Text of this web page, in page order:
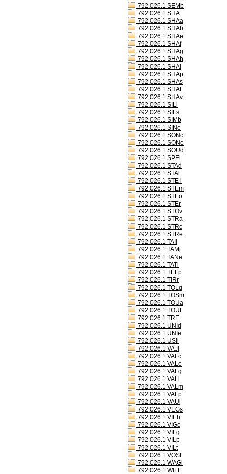
792.026.1 SEMb
792.026.1 SHA
792.026.1 SHAa
792.026.1 SHAb
792.026.1 SHAe
792.026.1 SHAf
792.026.1 SHAg
792.026.1 SHAh
792.026.1 SHAl
792.026.1 SHAp
792.026.1 SHAs
792.026.1 SHAt
792.026.1 SHAv
792.026.1 SILi
792.026.1 SILs
792.026.1 SIMb
792.026.1 SINe
792.026.1 SONc
792.026.1 SONe
792.026.1 SOUd
792.026.1 SPEl
792.026.1 STAd
792.026.1 STAl
792.026.1 STE i
792.026.1 STEm
792.026.1 STEo
792.026.1 STEr
792.026.1 STOv
792.026.1 STRa
792.026.1 STRc
792.026.1 STRe
792.026.1 TAIl
792.026.1 TAMj
792.026.1 TANe
792.026.1 TATl
792.026.1 TELp
792.026.1 TIRr
792.026.1 TOLq
792.026.1 TOSm
792.026.1 TOUa
792.026.1 TOUt
792.026.1 TRE
792.026.1 UNId
792.026.1 UNIe
792.026.1 USIi
792.026.1 VAJl
792.026.1 VALc
792.026.1 VALe
792.026.1 VALg
792.026.1 VALl
792.026.1 VALm
792.026.1 VALp
792.026.1 VAUj
792.026.1 VEGs
792.026.1 VIEb
792.026.1 VIGc
792.026.1 VILg
792.026.1 VILp
792.026.1 VILt
792.026.1 VOSt
792.026.1 WAGl
792.026.1 WILt